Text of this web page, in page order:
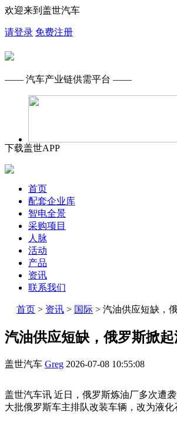
欢迎来到盖世汽车
请登录 免费注册
—— 汽车产业链供需平台 ——
下载盖世APP
首页
配套企业库
智电全景
采购项目
人脉
活动
产品
资讯
联系我们
首页 > 资讯 > 国际 > 汽油供应短缺，
汽油供应短缺，俄罗斯掀
盖世汽车 Greg 2026-07-08 10:55:08
盖世汽车讯 近日，俄罗斯炼油厂多次遭
大批俄罗斯车主排队改装车辆，改为液化